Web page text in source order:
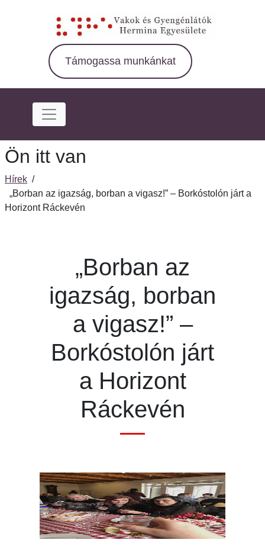
Támogassa munkánkat
Ön itt van
Hírek /
„Borban az igazság, borban a vigasz!” – Borkóstolón járt a
Horizont Ráckevén
„Borban az
igazság, borban
a vigasz!” –
Borkóstolón járt
a Horizont
Ráckevén